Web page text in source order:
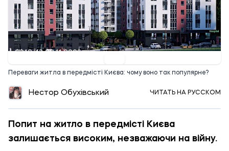
12:43 22.11.2023
Переваги житла в передмісті Києва: чому воно так популярне?
Нестор Обухівський ЧИТАТЬ НА РУССКОМ
Попит на житло в передмісті Києва
залишається високим, незважаючи на війну.